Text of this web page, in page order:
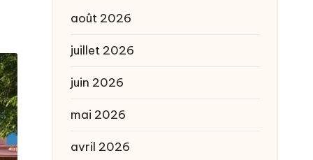
août 2026
juillet 2026
juin 2026
mai 2026
avril 2026